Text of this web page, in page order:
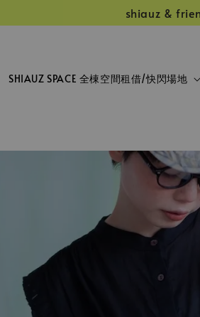
shiauz &
SHIAUZ SPACE 全棟空間租借/快閃場地